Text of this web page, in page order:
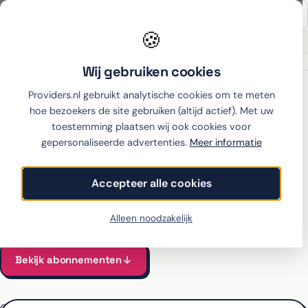
🍪
Wij gebruiken cookies
Providers.nl gebruikt analytische cookies om te meten
hoe bezoekers de site gebruiken (altijd actief). Met uw
toestemming plaatsen wij ook cookies voor
gepersonaliseerde advertenties. Meer informatie
Accepteer alle cookies
Alleen noodzakelijk
Thuiswinkel partner
Redmi 15C›KPN
Xiaomi Redmi 15C met
abonnement bij KPN
Alle KPN-abonnementen voor de Redmi 15C vergeleken
Vanaf €22 per maand, all-in incl. toestel
Bekijk abonnementen